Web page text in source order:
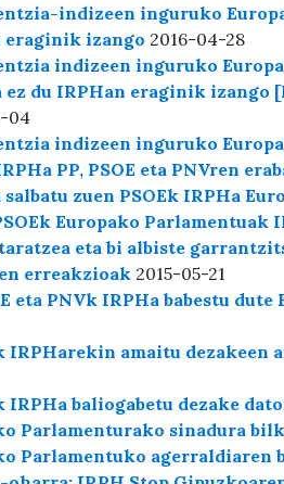
indizeen inguruko
eraginik izango 2016-04-28
indizeen inguruko
ez du IRPHan eraginik izango
04
indizeen inguruko
PP, PSOE eta PNVren
zuen PSOEk IRPHa
Europako Parlamentuak
eta bi albiste
erreakzioak 2015-05-21
eta PNVk IRPHa babestu
IRPHarekin amaitu dezakeen
IRPHa baliogabetu dezake
Parlamenturako sinadura
Parlamentuko agerraldiaren